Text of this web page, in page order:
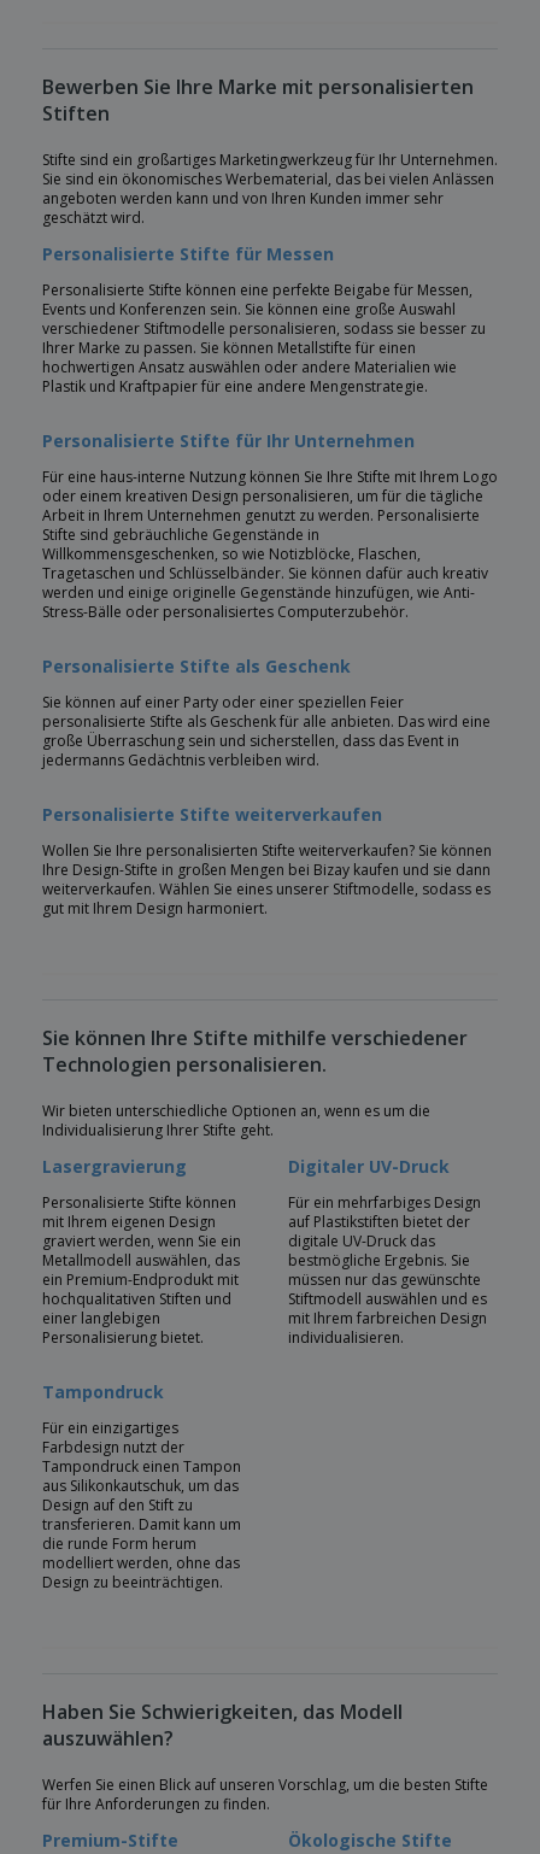
Bewerben Sie Ihre Marke mit personalisierten
Stiften
Stifte sind ein großartiges Marketingwerkzeug für Ihr Unternehmen.
Sie sind ein ökonomisches Werbematerial, das bei vielen Anlässen
angeboten werden kann und von Ihren Kunden immer sehr
geschätzt wird.
Personalisierte Stifte für Messen
Personalisierte Stifte können eine perfekte Beigabe für Messen,
Events und Konferenzen sein. Sie können eine große Auswahl
verschiedener Stiftmodelle personalisieren, sodass sie besser zu
Ihrer Marke zu passen. Sie können Metallstifte für einen
hochwertigen Ansatz auswählen oder andere Materialien wie
Plastik und Kraftpapier für eine andere Mengenstrategie.
Personalisierte Stifte für Ihr Unternehmen
Für eine haus-interne Nutzung können Sie Ihre Stifte mit Ihrem Logo
oder einem kreativen Design personalisieren, um für die tägliche
Arbeit in Ihrem Unternehmen genutzt zu werden. Personalisierte
Stifte sind gebräuchliche Gegenstände in
Willkommensgeschenken, so wie Notizblöcke, Flaschen,
Tragetaschen und Schlüsselbänder. Sie können dafür auch kreativ
werden und einige originelle Gegenstände hinzufügen, wie Anti-
Stress-Bälle oder personalisiertes Computerzubehör.
Personalisierte Stifte als Geschenk
Sie können auf einer Party oder einer speziellen Feier
personalisierte Stifte als Geschenk für alle anbieten. Das wird eine
große Überraschung sein und sicherstellen, dass das Event in
jedermanns Gedächtnis verbleiben wird.
Personalisierte Stifte weiterverkaufen
Wollen Sie Ihre personalisierten Stifte weiterverkaufen? Sie können
Ihre Design-Stifte in großen Mengen bei Bizay kaufen und sie dann
weiterverkaufen. Wählen Sie eines unserer Stiftmodelle, sodass es
gut mit Ihrem Design harmoniert.
Sie können Ihre Stifte mithilfe verschiedener
Technologien personalisieren.
Wir bieten unterschiedliche Optionen an, wenn es um die
Individualisierung Ihrer Stifte geht.
Lasergravierung
Personalisierte Stifte können
mit Ihrem eigenen Design
graviert werden, wenn Sie ein
Metallmodell auswählen, das
ein Premium-Endprodukt mit
hochqualitativen Stiften und
einer langlebigen
Personalisierung bietet.
Digitaler UV-Druck
Für ein mehrfarbiges Design
auf Plastikstiften bietet der
digitale UV-Druck das
bestmögliche Ergebnis. Sie
müssen nur das gewünschte
Stiftmodell auswählen und es
mit Ihrem farbreichen Design
individualisieren.
Tampondruck
Für ein einzigartiges
Farbdesign nutzt der
Tampondruck einen Tampon
aus Silikonkautschuk, um das
Design auf den Stift zu
transferieren. Damit kann um
die runde Form herum
modelliert werden, ohne das
Design zu beeinträchtigen.
Haben Sie Schwierigkeiten, das Modell
auszuwählen?
Werfen Sie einen Blick auf unseren Vorschlag, um die besten Stifte
für Ihre Anforderungen zu finden.
Premium-Stifte Ökologische Stifte